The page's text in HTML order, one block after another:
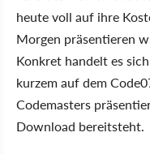
heute voll auf ihre
Morgen präsentieren
Konkret handelt es
kurzem auf dem
Codemasters
Download bereitsteht.